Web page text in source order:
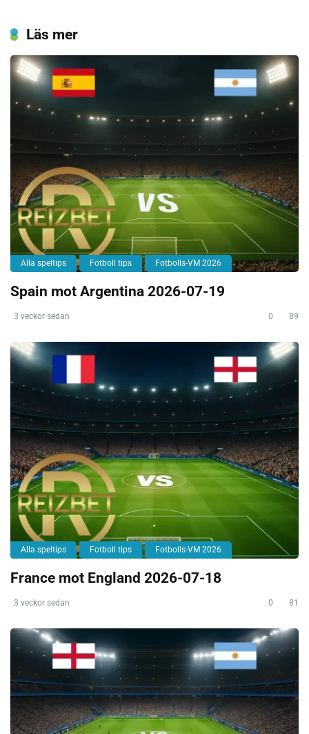
Läs mer
Alla speltips Fotboll tips Fotbolls-VM 2026
Spain mot Argentina 2026-07-19
3 veckor sedan 0 89
Alla speltips Fotboll tips Fotbolls-VM 2026
France mot England 2026-07-18
3 veckor sedan 0 81